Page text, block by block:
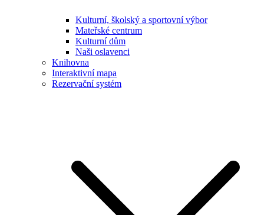
Kulturní, školský a sportovní výbor
Mateřské centrum
Kulturní dům
Naši oslavenci
Knihovna
Interaktivní mapa
Rezervační systém